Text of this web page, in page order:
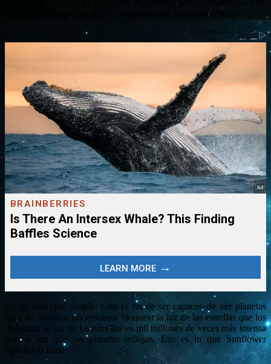
generación para tomar imágenes de planetas orbitando alrededor de
estrellas muy lejos del sol. » ¡Imagínese ver los planetas reales!
Es un concepto simple: Con el fin de ser capaces de ver planetas
lejos de nosotros necesitamos bloquear la luz de las estrellas que los
iluminan, la luz de las estrellas es mil millones de veces más intensa
que la luz que los planetas reflejan. Eso es lo que Sunflower
Spaceship hará: